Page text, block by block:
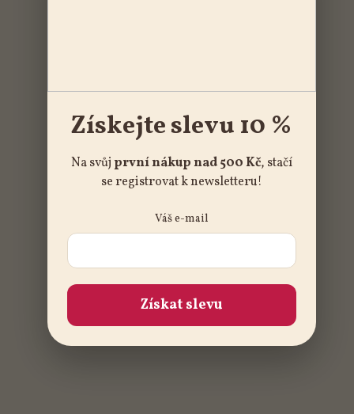
Získejte slevu 10 %
Na svůj první nákup nad 500 Kč, stačí
se registrovat k newsletteru!
Váš e-mail
Získat slevu